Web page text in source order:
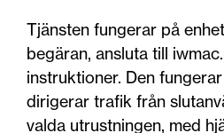
Tjänsten fungerar på
begäran, ansluta till
instruktioner. Den
dirigerar trafik från
valda utrustningen, med